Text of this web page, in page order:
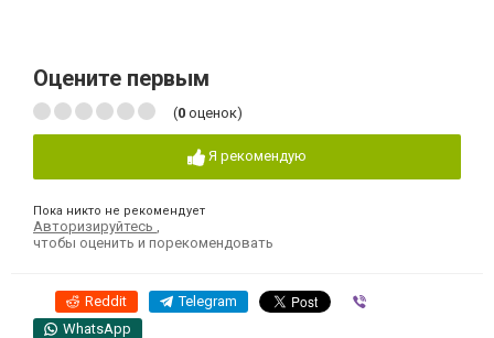
Оцените первым
(0 оценок)
Я рекомендую
Пока никто не рекомендует
Авторизируйтесь
чтобы оценить и порекомендовать
Reddit Telegram
WhatsApp